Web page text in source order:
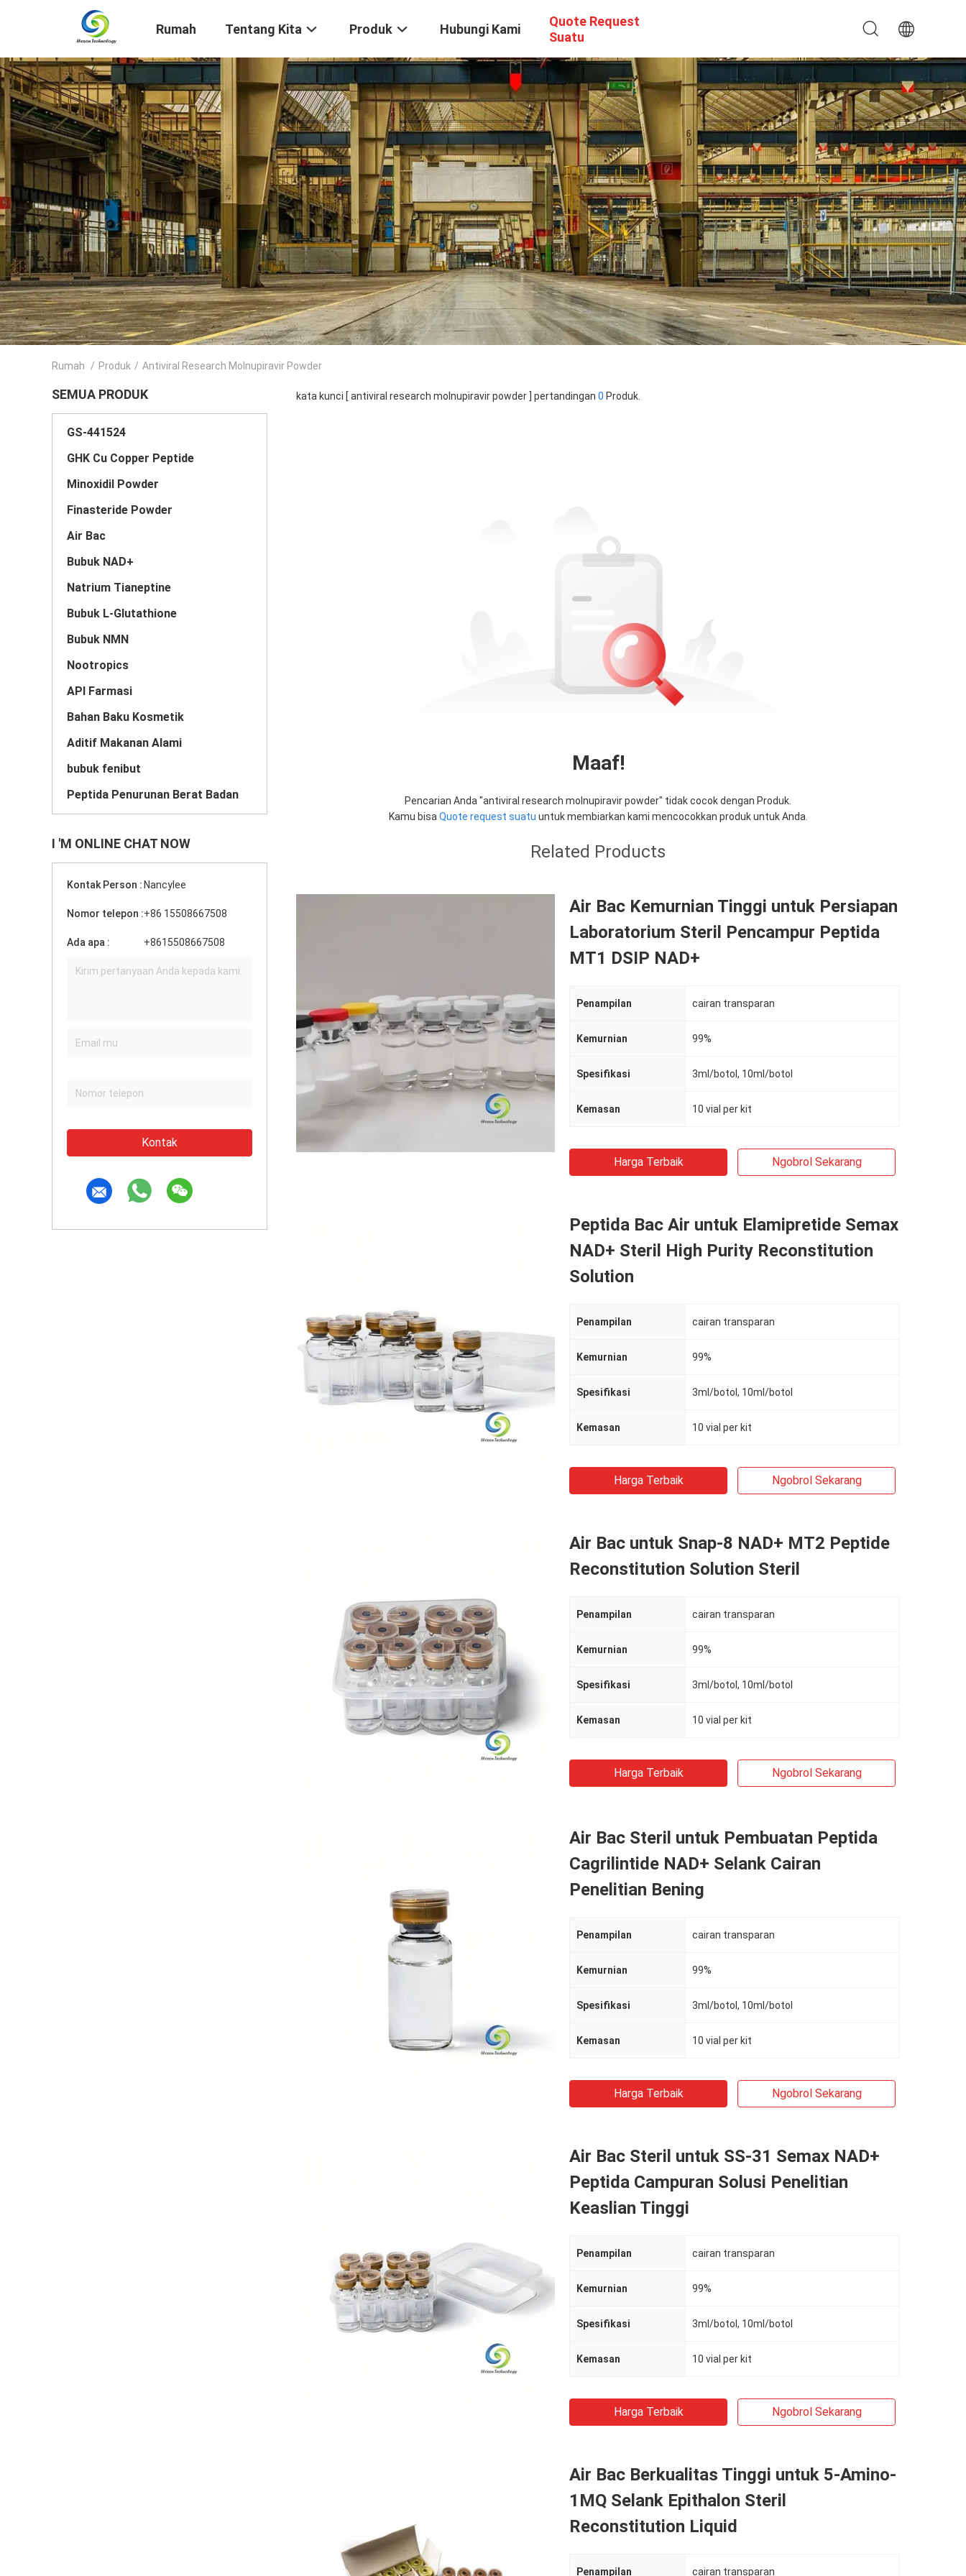
Rumah Tentang Kita Produk Hubungi Kami
Quote Request
Suatu
Rumah / Produk / Antiviral Research Molnupiravir Powder
SEMUA PRODUK
GS-441524
GHK Cu Copper Peptide
Minoxidil Powder
Finasteride Powder
Air Bac
Bubuk NAD+
Natrium Tianeptine
Bubuk L-Glutathione
Bubuk NMN
Nootropics
API Farmasi
Bahan Baku Kosmetik
Aditif Makanan Alami
bubuk fenibut
Peptida Penurunan Berat Badan
I 'M ONLINE CHAT NOW
Kontak Person : Nancylee
Nomor telepon :+86 15508667508
Ada apa : +8615508667508
Kontak
kata kunci [ antiviral research molnupiravir powder ] pertandingan 0 Produk.
Maaf!
Pencarian Anda "antiviral research molnupiravir powder" tidak cocok dengan Produk.
Kamu bisa Quote request suatu untuk membiarkan kami mencocokkan produk untuk Anda.
Related Products
Air Bac Kemurnian Tinggi untuk Persiapan
Laboratorium Steril Pencampur Peptida
MT1 DSIP NAD+
Penampilan cairan transparan
Kemurnian 99%
Spesifikasi 3ml/botol, 10ml/botol
Kemasan 10 vial per kit
Harga Terbaik Ngobrol Sekarang
Peptida Bac Air untuk Elamipretide Semax
NAD+ Steril High Purity Reconstitution
Solution
Penampilan cairan transparan
Kemurnian 99%
Spesifikasi 3ml/botol, 10ml/botol
Kemasan 10 vial per kit
Harga Terbaik Ngobrol Sekarang
Air Bac untuk Snap-8 NAD+ MT2 Peptide
Reconstitution Solution Steril
Penampilan cairan transparan
Kemurnian 99%
Spesifikasi 3ml/botol, 10ml/botol
Kemasan 10 vial per kit
Harga Terbaik Ngobrol Sekarang
Air Bac Steril untuk Pembuatan Peptida
Cagrilintide NAD+ Selank Cairan
Penelitian Bening
Penampilan cairan transparan
Kemurnian 99%
Spesifikasi 3ml/botol, 10ml/botol
Kemasan 10 vial per kit
Harga Terbaik Ngobrol Sekarang
Air Bac Steril untuk SS-31 Semax NAD+
Peptida Campuran Solusi Penelitian
Keaslian Tinggi
Penampilan cairan transparan
Kemurnian 99%
Spesifikasi 3ml/botol, 10ml/botol
Kemasan 10 vial per kit
Harga Terbaik Ngobrol Sekarang
Air Bac Berkualitas Tinggi untuk 5-Amino-
1MQ Selank Epithalon Steril
Reconstitution Liquid
Penampilan cairan transparan